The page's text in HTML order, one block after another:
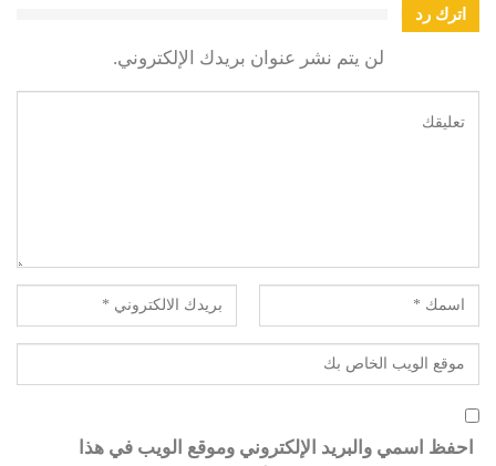
اترك رد
لن يتم نشر عنوان بريدك الإلكتروني.
احفظ اسمي والبريد الإلكتروني وموقع الويب في هذا